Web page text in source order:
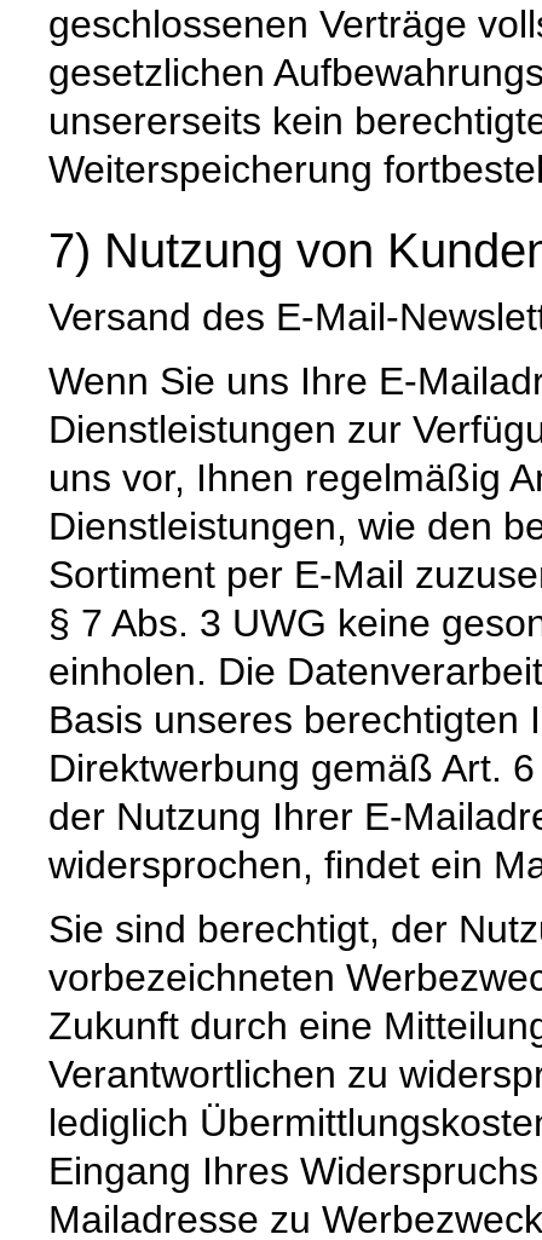
geschlossenen Verträge
gesetzlichen
unsererseits kein
Weiterspeicherung
7) Nutzung von
Versand des E-Mail-
Wenn Sie uns Ihre E-
Dienstleistungen zur
uns vor, Ihnen regelmäßig
Dienstleistungen, wie den
Sortiment per E-Mail
§ 7 Abs. 3 UWG keine
einholen. Die
Basis unseres berechtigten
Direktwerbung gemäß Art.
der Nutzung Ihrer E-
widersprochen, findet ein
Sie sind berechtigt, der
vorbezeichneten
Zukunft durch eine
Verantwortlichen zu
lediglich
Eingang Ihres
Mailadresse zu